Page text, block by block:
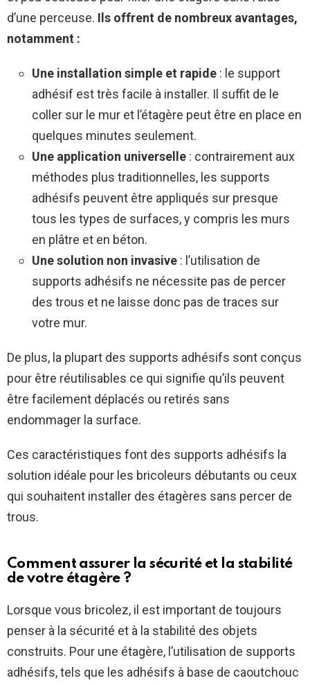
d’une perceuse. Ils offrent de nombreux avantages,
notamment :
Une installation simple et rapide : le support
adhésif est très facile à installer. Il suffit de le
coller sur le mur et l’étagère peut être en place en
quelques minutes seulement.
Une application universelle : contrairement aux
méthodes plus traditionnelles, les supports
adhésifs peuvent être appliqués sur presque
tous les types de surfaces, y compris les murs
en plâtre et en béton.
Une solution non invasive : l’utilisation de
supports adhésifs ne nécessite pas de percer
des trous et ne laisse donc pas de traces sur
votre mur.
De plus, la plupart des supports adhésifs sont conçus
pour être réutilisables ce qui signifie qu’ils peuvent
être facilement déplacés ou retirés sans
endommager la surface.
Ces caractéristiques font des supports adhésifs la
solution idéale pour les bricoleurs débutants ou ceux
qui souhaitent installer des étagères sans percer de
trous.
Comment assurer la sécurité et la stabilité
de votre étagère ?
Lorsque vous bricolez, il est important de toujours
penser à la sécurité et à la stabilité des objets
construits. Pour une étagère, l’utilisation de supports
adhésifs, tels que les adhésifs à base de caoutchouc